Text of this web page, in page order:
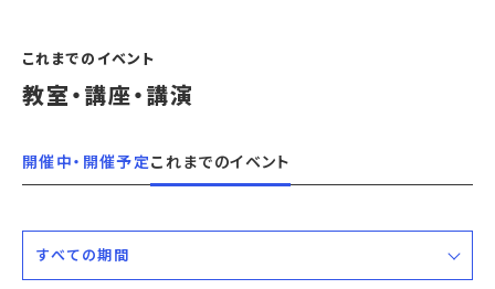
中文（简化字）
中文（繁體字）
開館時間・休館日
年間パスポート
フロアガイド
バリアフリー・音声ガイド
企画展・常設展示
これまでの企画展
イベント・講座
開催中・開催予定のイベント
これまでのイベント
教室・講座・講演
開催中・開催予定これまでのイベント
すべての期間